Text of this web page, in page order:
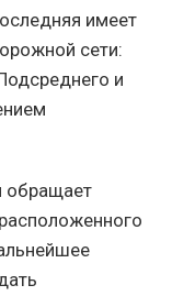
имеет
сети:
и
обращает